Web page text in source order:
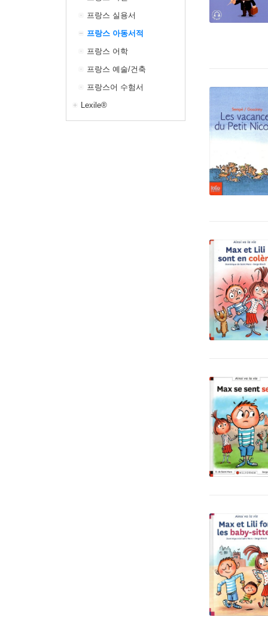
프랑스 실용서
프랑스 아동서적
프랑스 어학
프랑스 예술/건축
프랑스어 수험서
Lexile®